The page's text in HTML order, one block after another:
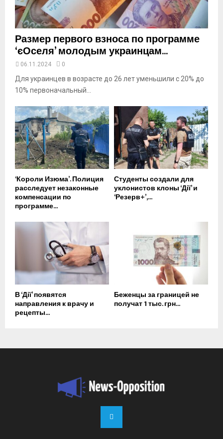
e
Размер первого взноса по программе
‘єОселя’ молодым украинцам...
06.11.2024 0
Для украинцев в возрасте до 26 лет уменьшили с 20% до
10% первоначальный...
‘Короли Изюма’. Полиция
расследует незаконные
компенсации по
программе...
Студенты создали для
уклонистов клоны ‘Дії’ и
‘Резерв+’,...
В ‘Дії’ появятся
направления к врачу и
рецепты...
Беженцы за границей не
получат 1 тыс. грн...